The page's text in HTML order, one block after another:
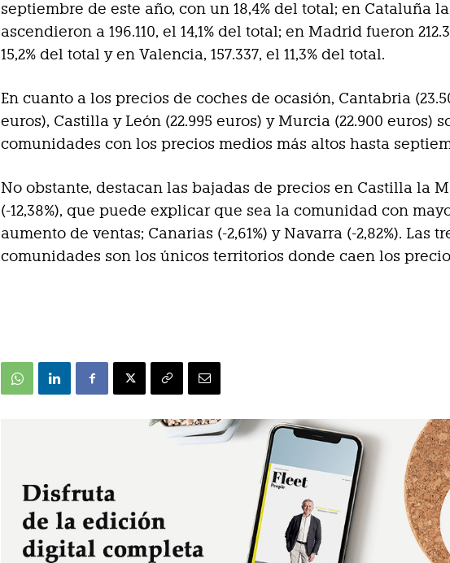
septiembre de este año, con un 18,4% del total; en Cataluña
ascendieron a 196.110, el 14,1% del total; en Madrid fueron
15,2% del total y en Valencia, 157.337, el 11,3% del total.
En cuanto a los precios de coches de ocasión, Cantabria
euros), Castilla y León (22.995 euros) y Murcia (22.900 euros)
comunidades con los precios medios más altos hasta
No obstante, destacan las bajadas de precios en Castilla la
(-12,38%), que puede explicar que sea la comunidad con
aumento de ventas; Canarias (-2,61%) y Navarra (-2,82%). Las
comunidades son los únicos territorios donde caen los